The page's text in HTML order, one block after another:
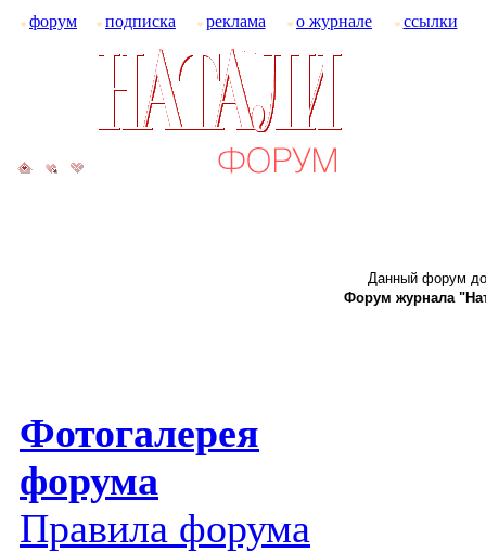
форум подписка реклама о журнале ссылки
Данный форум
Форум журнала
Фотогалерея
форума
Правила форума